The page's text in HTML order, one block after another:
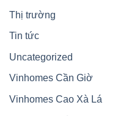
Thị trường
Tin tức
Uncategorized
Vinhomes Cần Giờ
Vinhomes Cao Xà Lá